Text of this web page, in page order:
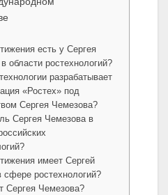
есть у Сергея
области ростехнологий?
разрабатывает
«Ростех» под
Сергея Чемезова?
Сергея Чемезова в
имеет Сергей
сфере ростехнологий?
Сергея Чемезова?